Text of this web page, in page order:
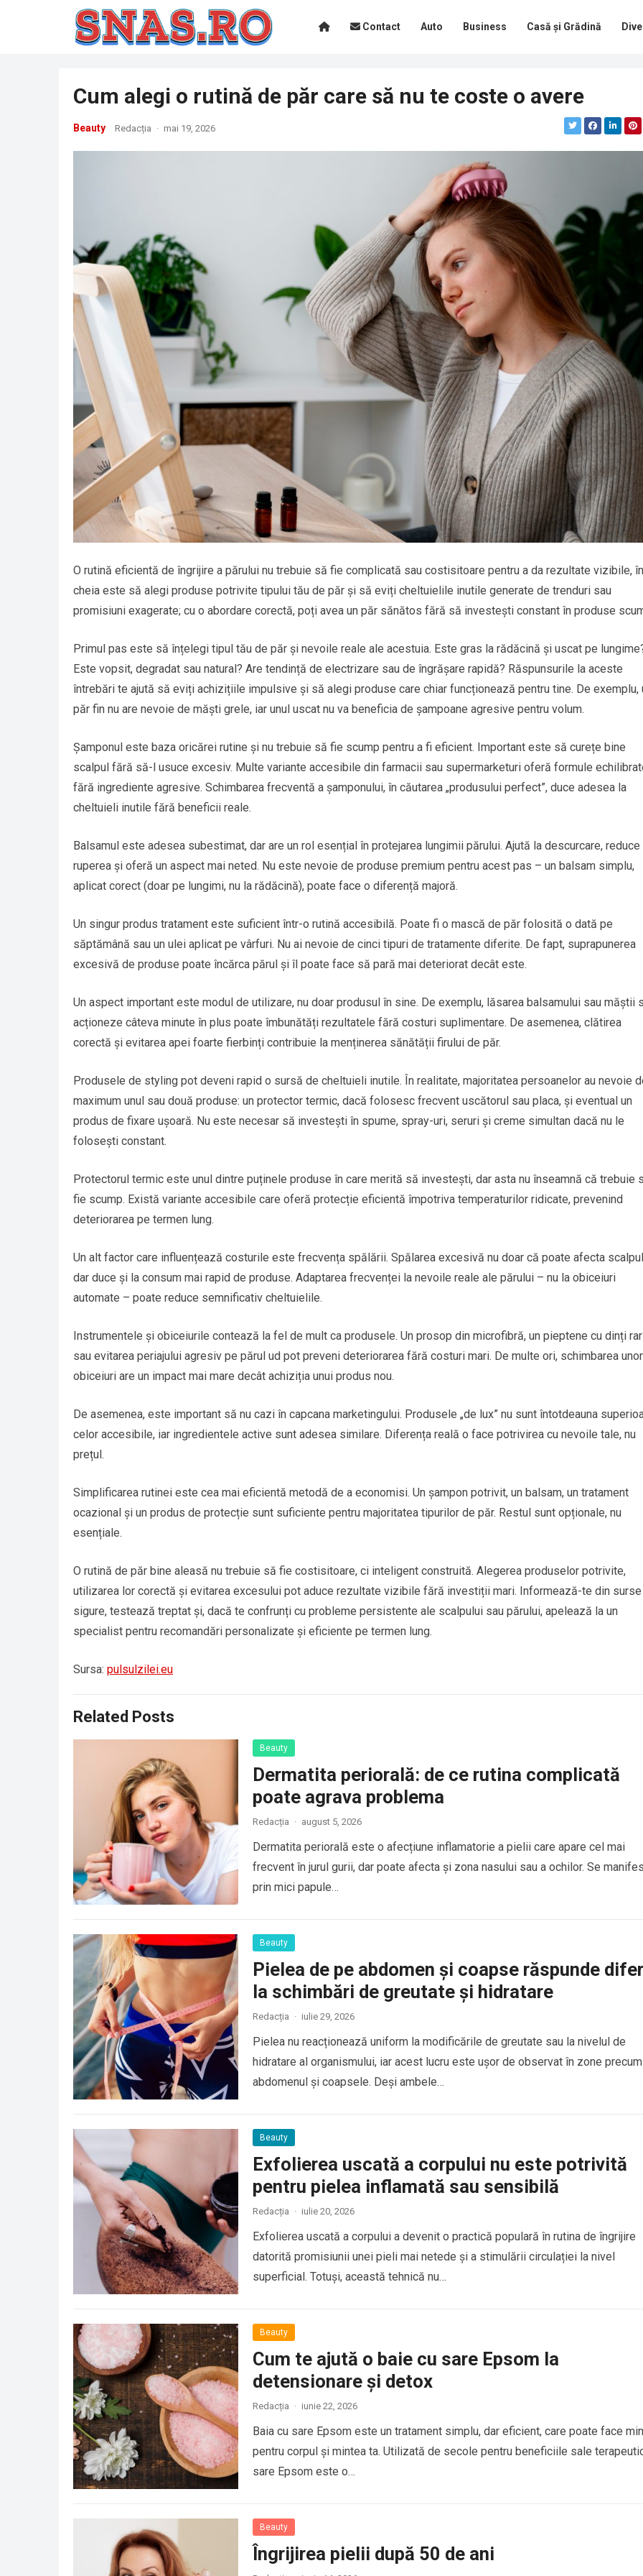
Contact Auto Business Casă și Grădină
Cum alegi o rutină de păr care să nu te coste o avere
Beauty Redacția · mai 19, 2026
O rutină eficientă de îngrijire a părului nu trebuie să fie complicată sau costisitoare pentru a da rezultate vizibile,
cheia este să alegi produse potrivite tipului tău de păr și să eviți cheltuielile inutile generate de trenduri sau
promisiuni exagerate; cu o abordare corectă, poți avea un păr sănătos fără să investești constant în produse
Primul pas este să înțelegi tipul tău de păr și nevoile reale ale acestuia. Este gras la rădăcină și uscat pe
Este vopsit, degradat sau natural? Are tendință de electrizare sau de îngrășare rapidă? Răspunsurile la aceste
întrebări te ajută să eviți achizițiile impulsive și să alegi produse care chiar funcționează pentru tine. De exemplu,
păr fin nu are nevoie de măști grele, iar unul uscat nu va beneficia de șampoane agresive pentru volum.
Șamponul este baza oricărei rutine și nu trebuie să fie scump pentru a fi eficient. Important este să curețe bine
scalpul fără să-l usuce excesiv. Multe variante accesibile din farmacii sau supermarketuri oferă formule
fără ingrediente agresive. Schimbarea frecventă a șamponului, în căutarea „produsului perfect”, duce adesea la
cheltuieli inutile fără beneficii reale.
Balsamul este adesea subestimat, dar are un rol esențial în protejarea lungimii părului. Ajută la descurcare, reduce
ruperea și oferă un aspect mai neted. Nu este nevoie de produse premium pentru acest pas – un balsam simplu,
aplicat corect (doar pe lungimi, nu la rădăcină), poate face o diferență majoră.
Un singur produs tratament este suficient într-o rutină accesibilă. Poate fi o mască de păr folosită o dată pe
săptămână sau un ulei aplicat pe vârfuri. Nu ai nevoie de cinci tipuri de tratamente diferite. De fapt, suprapunerea
excesivă de produse poate încărca părul și îl poate face să pară mai deteriorat decât este.
Un aspect important este modul de utilizare, nu doar produsul în sine. De exemplu, lăsarea balsamului sau măștii
acționeze câteva minute în plus poate îmbunătăți rezultatele fără costuri suplimentare. De asemenea, clătirea
corectă și evitarea apei foarte fierbinți contribuie la menținerea sănătății firului de păr.
Produsele de styling pot deveni rapid o sursă de cheltuieli inutile. În realitate, majoritatea persoanelor au nevoie
maximum unul sau două produse: un protector termic, dacă folosesc frecvent uscătorul sau placa, și eventual un
produs de fixare ușoară. Nu este necesar să investești în spume, spray-uri, seruri și creme simultan dacă nu le
folosești constant.
Protectorul termic este unul dintre puținele produse în care merită să investești, dar asta nu înseamnă că trebuie
fie scump. Există variante accesibile care oferă protecție eficientă împotriva temperaturilor ridicate, prevenind
deteriorarea pe termen lung.
Un alt factor care influențează costurile este frecvența spălării. Spălarea excesivă nu doar că poate afecta
dar duce și la consum mai rapid de produse. Adaptarea frecvenței la nevoile reale ale părului – nu la obiceiuri
automate – poate reduce semnificativ cheltuielile.
Instrumentele și obiceiurile contează la fel de mult ca produsele. Un prosop din microfibră, un pieptene cu dinți
sau evitarea periajului agresiv pe părul ud pot preveni deteriorarea fără costuri mari. De multe ori, schimbarea unor
obiceiuri are un impact mai mare decât achiziția unui produs nou.
De asemenea, este important să nu cazi în capcana marketingului. Produsele „de lux” nu sunt întotdeauna
celor accesibile, iar ingredientele active sunt adesea similare. Diferența reală o face potrivirea cu nevoile tale, nu
prețul.
Simplificarea rutinei este cea mai eficientă metodă de a economisi. Un șampon potrivit, un balsam, un tratament
ocazional și un produs de protecție sunt suficiente pentru majoritatea tipurilor de păr. Restul sunt opționale, nu
esențiale.
O rutină de păr bine aleasă nu trebuie să fie costisitoare, ci inteligent construită. Alegerea produselor potrivite,
utilizarea lor corectă și evitarea excesului pot aduce rezultate vizibile fără investiții mari. Informează-te din surse
sigure, testează treptat și, dacă te confrunți cu probleme persistente ale scalpului sau părului, apelează la un
specialist pentru recomandări personalizate și eficiente pe termen lung.
Sursa: pulsulzilei.eu
Related Posts
Beauty
Dermatita periorală: de ce rutina complicată
poate agrava problema
Redacția · august 5, 2026
Dermatita periorală este o afecțiune inflamatorie a pielii care apare cel mai
frecvent în jurul gurii, dar poate afecta și zona nasului sau a ochilor. Se
prin mici papule…
Beauty
Pielea de pe abdomen și coapse răspunde
la schimbări de greutate și hidratare
Redacția · iulie 29, 2026
Pielea nu reacționează uniform la modificările de greutate sau la nivelul de
hidratare al organismului, iar acest lucru este ușor de observat în zone precum
abdomenul și coapsele. Deși ambele…
Beauty
Exfolierea uscată a corpului nu este potrivită
pentru pielea inflamată sau sensibilă
Redacția · iulie 20, 2026
Exfolierea uscată a corpului a devenit o practică populară în rutina de îngrijire
datorită promisiunii unei pieli mai netede și a stimulării circulației la nivel
superficial. Totuși, această tehnică nu…
Beauty
Cum te ajută o baie cu sare Epsom la
detensionare și detox
Redacția · iunie 22, 2026
Baia cu sare Epsom este un tratament simplu, dar eficient, care poate face
pentru corpul și mintea ta. Utilizată de secole pentru beneficiile sale
sare Epsom este o…
Beauty
Îngrijirea pielii după 50 de ani